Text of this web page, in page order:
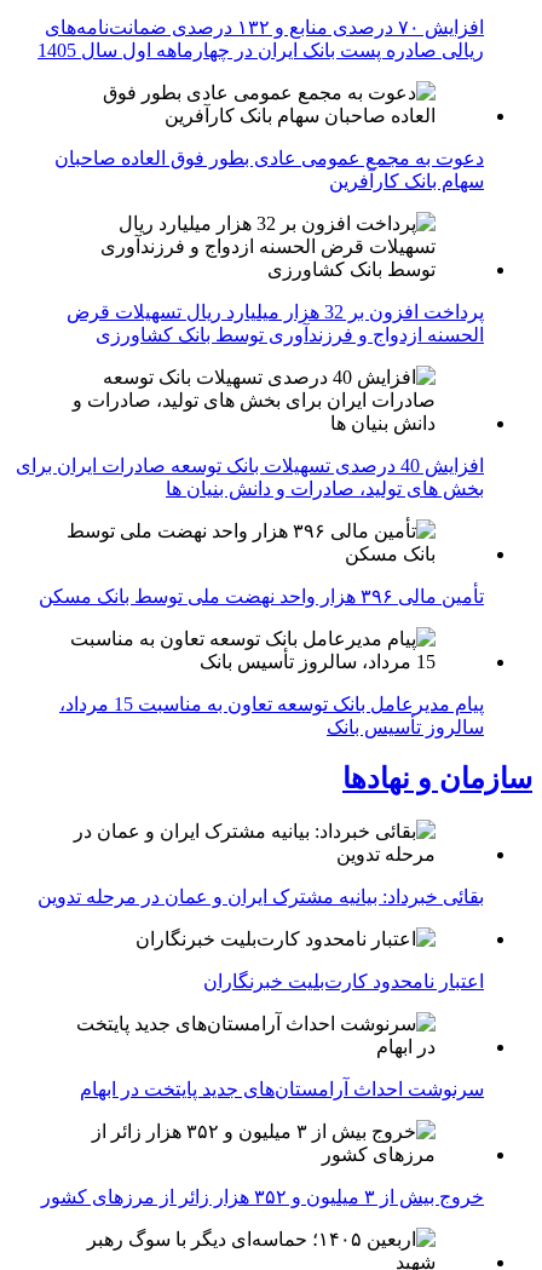
افزایش ۷۰ درصدی منابع و ۱۳۲ درصدی ضمانت‌نامه‌های
ریالی صادره پست بانک ایران در چهارماهه اول سال 1405
دعوت به مجمع عمومی عادی بطور فوق العاده صاحبان
سهام بانک کارآفرین
پرداخت افزون بر 32 هزار میلیارد ریال تسهیلات قرض
الحسنه ازدواج و فرزندآوری توسط بانک کشاورزی
افزایش 40 درصدی تسهیلات بانک توسعه صادرات ایران برای
بخش های تولید، صادرات و دانش بنیان ها
تأمین مالی ۳۹۶ هزار واحد نهضت ملی توسط بانک مسکن
پیام مدیرعامل بانک توسعه تعاون به مناسبت 15 مرداد،
سالروز تأسیس بانک
سازمان و نهادها
بقائی خبرداد: بیانیه مشترک ایران و عمان در مرحله تدوین
اعتبار نامحدود کارت‌بلیت خبرنگاران
سرنوشت احداث آرامستان‌های جدید پایتخت در ابهام
خروج بیش از ۳ میلیون و ۳۵۲ هزار زائر از مرزهای کشور